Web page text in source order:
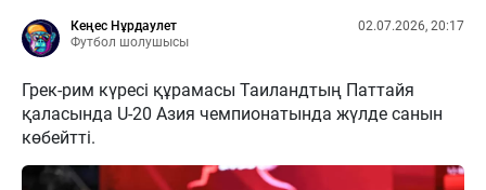
Кеңес Нұрдаулет
Футбол шолушысы
02.07.2026, 20:17
Грек-рим күресі құрамасы Таиландтың Паттайя
қаласында U-20 Азия чемпионатында жүлде санын
көбейтті.